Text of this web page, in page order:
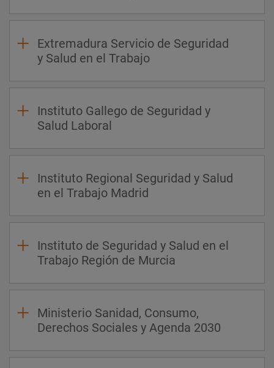
Extremadura Servicio de Seguridad
y Salud en el Trabajo
Instituto Gallego de Seguridad y
Salud Laboral
Instituto Regional Seguridad y Salud
en el Trabajo Madrid
Instituto de Seguridad y Salud en el
Trabajo Región de Murcia
Ministerio Sanidad, Consumo,
Derechos Sociales y Agenda 2030